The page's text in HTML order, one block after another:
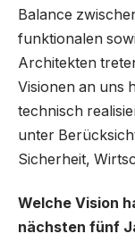
Balance
funktionalen
Architekten
Visionen an uns
technisch
unter
Sicherheit,
Welche Vision
nächsten fünf